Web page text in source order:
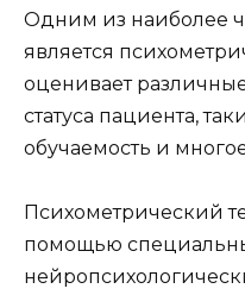
Одним из наиболее
является
оценивает
статуса пациента,
обучаемость и
Психометрический
помощью